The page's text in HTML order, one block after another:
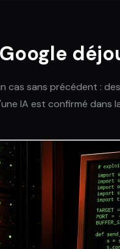
cas sans précédent :
IA est confirmé